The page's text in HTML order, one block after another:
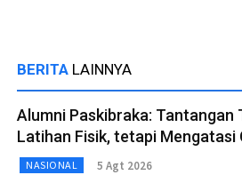
BERITA LAINNYA
Alumni Paskibraka: Tantangan
Latihan Fisik, tetapi Mengatasi
NASIONAL 5 Agt 2026